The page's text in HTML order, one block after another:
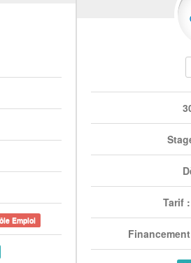
Emploi
Tarif :